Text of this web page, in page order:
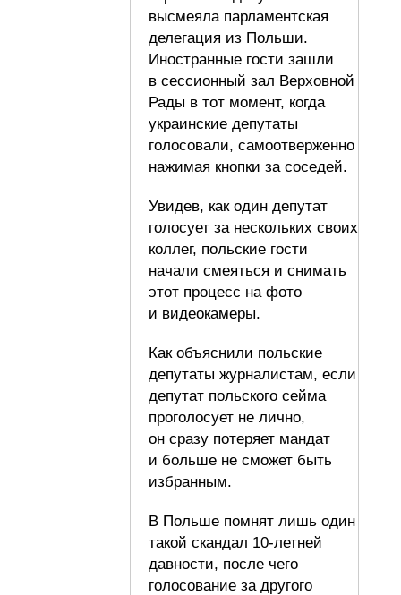
высмеяла парламентская
делегация из Польши.
Иностранные гости зашли
в сессионный зал Верховной
Рады в тот момент, когда
украинские депутаты
голосовали, самоотверженно
нажимая кнопки за соседей.
Увидев, как один депутат
голосует за нескольких своих
коллег, польские гости
начали смеяться и снимать
этот процесс на фото
и видеокамеры.
Как объяснили польские
депутаты журналистам, если
депутат польского сейма
проголосует не лично,
он сразу потеряет мандат
и больше не сможет быть
избранным.
В Польше помнят лишь один
такой скандал 10-летней
давности, после чего
голосование за другого